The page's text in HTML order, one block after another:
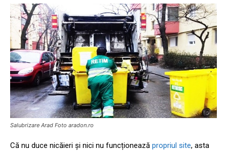
Salubrizare Arad Foto aradon.ro
Că nu duce nicăieri și nici nu funcționează propriul site, asta